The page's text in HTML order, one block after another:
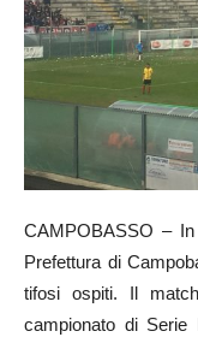
CAMPOBASSO –
Prefettura di
tifosi ospiti. Il
campionato di Serie